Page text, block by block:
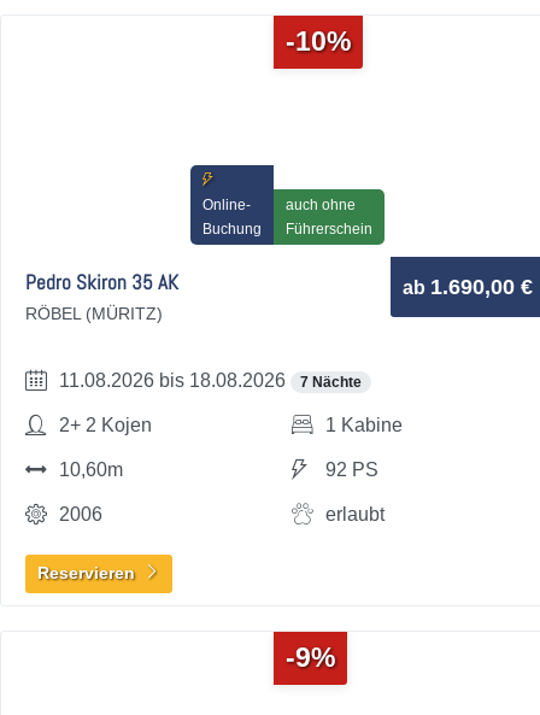
-10%
auch ohne
Führerschein
Online-
Buchung
Pedro Skiron 35 AK
RÖBEL (MÜRITZ)
ab 1.690,00 €
11.08.2026 bis 18.08.2026 7 Nächte
2+ 2 Kojen 1 Kabine
10,60m 92 PS
2006 erlaubt
Reservieren
-9%